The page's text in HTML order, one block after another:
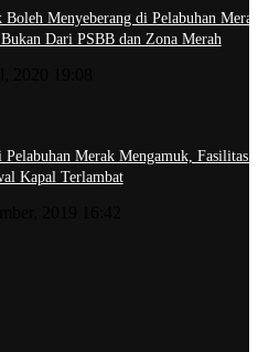
Boleh Menyeberang di Pelabuhan
Dari PSBB dan Zona Merah
Merak Mengamuk, Fasilitas
Kapal Terlambat